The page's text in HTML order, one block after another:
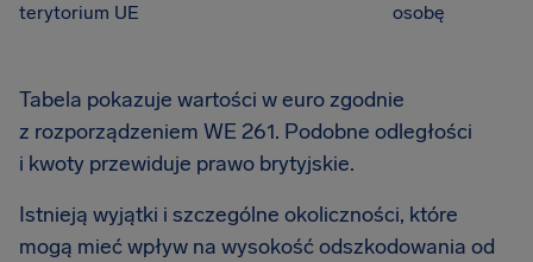
terytorium UE
osobę
Tabela pokazuje wartości w euro zgodnie
z rozporządzeniem WE 261. Podobne odległości
i kwoty przewiduje prawo brytyjskie.
Istnieją wyjątki i szczególne okoliczności, które
mogą mieć wpływ na wysokość odszkodowania od